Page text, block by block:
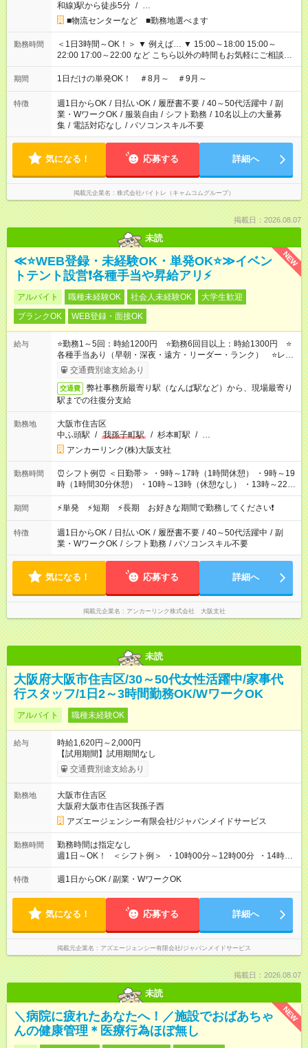
和線)駅から徒歩5分 / …
■物流センターなど ■勤務地選べます
勤務時間
＜1日3時間～OK！＞ ▼ 例えば… ▼ 15:00～18:00 15:00～
22:00 17:00～22:00 など こちら以外の時間もお気軽にご相談く
ださい！
期間 1日だけの単発OK！ ＃8月～ ＃9月～
特徴 週1日からOK / 日払いOK / 履歴書不要 / 40～50代活躍中 / 副
業・WワークOK / 服装自由 / シフト勤務 / 10名以上の大量募
集 / 電話対応なし / パソコンスキル不要
気になる！ 応募する 詳細へ
掲載元企業名 株式会社バイトレ（キャムコムグループ）
掲載日：2026.08.07
未読
NEW
≪⭐WEB登録・未経験OK・単発OK⭐≫イベン
トテント設営❗各種手当や昇給アリ⚡
アルバイト 職種未経験OK 社会人未経験OK
大学生歓迎
ブランクOK
WEB登録・面接OK
給与
⭐勤務1～5回：時給1200円 ⭐勤務6回目以上：時給1300円 ⭐
各種手当あり（早朝・深夜・遠方・リーダー・ランク） ⭐レギ
ュラー手当（週4日以上の勤務で時給UP！1400～2600円の実績
あり）
交通費別途支給あり
交通費
弊社事務所最寄り駅（なんば駅など）から、現場最寄り
駅までの往復分支給
勤務地
大阪市住吉区
中ふ頭駅 / 我孫子町駅 / 杉本町駅 / …
アンカーリンク(株)大阪支社
勤務時間
⏰シフト例⏰ ＜日勤帯＞ ・9時～17時（1時間休憩） ・9時～19
時（1時間30分休憩） ・10時～13時（休憩なし） ・13時～22時
（1時間休憩） ＜夜勤帯＞ ・22時～午前2時（休憩なし） ・23
時～午前7時（1時間休憩） ・午前0時～6時（休憩なし） ※案件
う調整しております。
期間 ⚡単発 ⚡短期 ⚡長期 お好きな期間で勤務してください❗
特徴 週1日からOK / 日払いOK / 履歴書不要 / 40～50代活躍中 / 副
業・WワークOK / シフト勤務 / パソコンスキル不要
気になる！ 応募する 詳細へ
掲載元企業名 アンカーリンク株式会社 大阪支社
未読
大阪府大阪市住吉区/30～50代女性活躍中/家事代
行スタッフ/1日2～3時間勤務OK/WワークOK
アルバイト 職種未経験OK
給与
時給1,620円～2,000円
【試用期間】試用期間なし
交通費別途支給あり
勤務地
大阪市住吉区
大阪府大阪市住吉区我孫子西
アズエージェンシー有限会社/ジャパンメイドサービス
勤務時間
勤務時間は指定なし
週1日～OK！ ＜シフト例＞ ・10時00分～12時00分 ・14時00
分～16時00分 ※勤務帯は複数あります！ ＼働き方のご希望を
聞かせてください！／ 気になることはなんでも相談してくださ
特徴 週1日からOK / 副業・WワークOK
気になる！ 応募する 詳細へ
掲載元企業名 アズエージェンシー有限会社/ジャパンメイドサービス
掲載日：2026.08.07
未読
NEW
＼病院に疲れたあなたへ！／施設でおばあちゃ
んの健康管理＊医療行為ほぼ無し